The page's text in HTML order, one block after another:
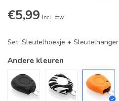
€5,99 Incl. btw
Set: Sleutelhoesje + Sleutelhanger
Andere kleuren